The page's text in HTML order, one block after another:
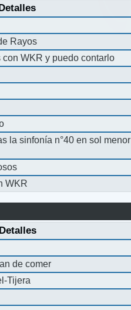
Detalles
Rayos
WKR y puedo contarlo
la sinfonía n°40 en sol menor
WKR
Detalles
de comer
Tijera